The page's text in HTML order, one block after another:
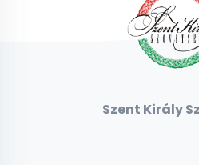
Szent Király